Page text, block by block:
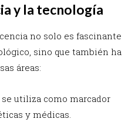
y la tecnología
no solo es fascinante
sino que también ha
áreas:
se utiliza como marcador
y médicas.